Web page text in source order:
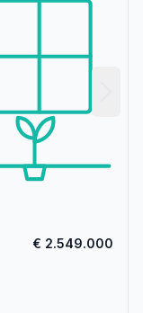
€ 2.549.000